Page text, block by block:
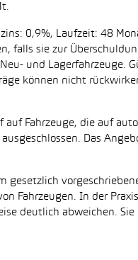
0,9%, Laufzeit: 48
falls sie zur
und
können nicht
Fahrzeuge, die auf
Das
Fahrzeugen. In der
deutlich abweichen.